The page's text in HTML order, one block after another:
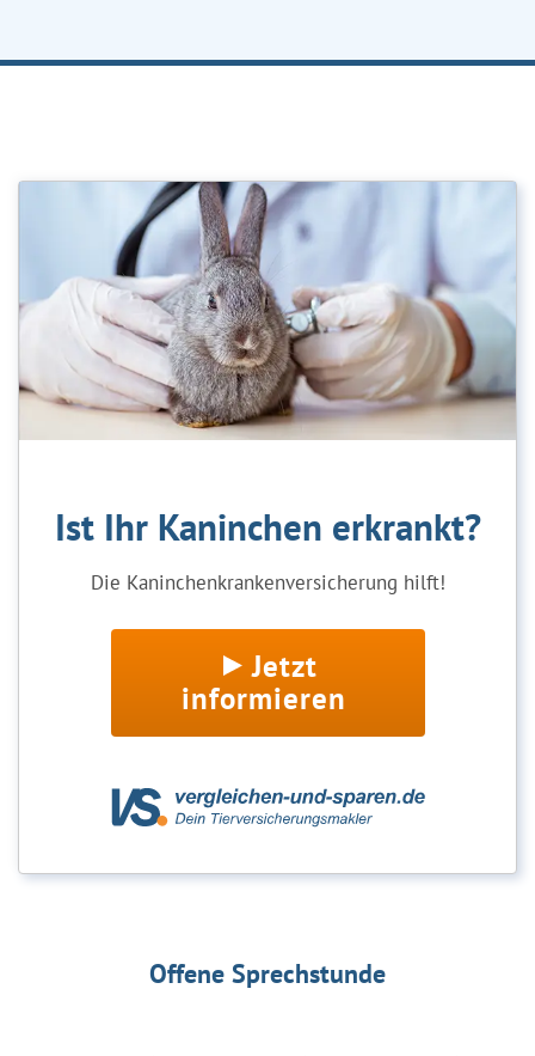
Ist Ihr Kaninchen erkrankt?
Die Kaninchenkrankenversicherung hilft!
Jetzt
informieren
Offene Sprechstunde